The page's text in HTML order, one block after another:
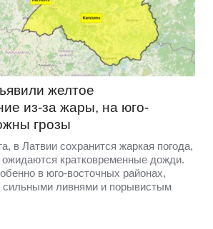
желтое
из-за жары, на юго-
грозы
в Латвии сохранится жаркая погода,
кратковременные дожди.
в юго-восточных районах,
сильными ливнями и порывистым